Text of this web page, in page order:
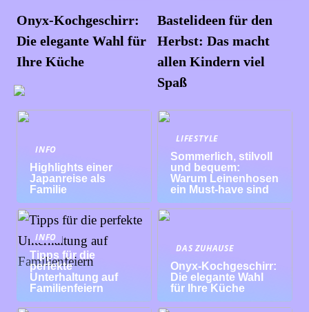
Onyx-Kochgeschirr:
Die elegante Wahl für
Ihre Küche
Bastelideen für den
Herbst: Das macht
allen Kindern viel
Spaß
INFO
Highlights einer
Japanreise als
Familie
LIFESTYLE
Sommerlich, stilvoll
und bequem:
Warum Leinenhosen
ein Must-have sind
INFO
Tipps für die
perfekte
Unterhaltung auf
Familienfeiern
DAS ZUHAUSE
Onyx-Kochgeschirr:
Die elegante Wahl
für Ihre Küche